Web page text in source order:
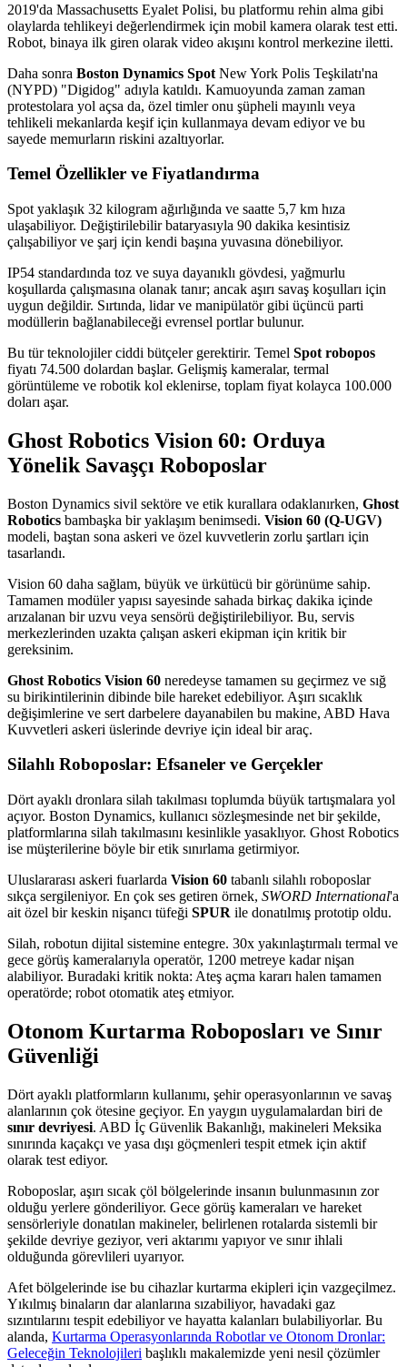
2019'da Massachusetts Eyalet Polisi, bu platformu rehin alma gibi
olaylarda tehlikeyi değerlendirmek için mobil kamera olarak test etti.
Robot, binaya ilk giren olarak video akışını kontrol merkezine iletti.
Daha sonra Boston Dynamics Spot New York Polis Teşkilatı'na
(NYPD) "Digidog" adıyla katıldı. Kamuoyunda zaman zaman
protestolara yol açsa da, özel timler onu şüpheli mayınlı veya
tehlikeli mekanlarda keşif için kullanmaya devam ediyor ve bu
sayede memurların riskini azaltıyorlar.
Temel Özellikler ve Fiyatlandırma
Spot yaklaşık 32 kilogram ağırlığında ve saatte 5,7 km hıza
ulaşabiliyor. Değiştirilebilir bataryasıyla 90 dakika kesintisiz
çalışabiliyor ve şarj için kendi başına yuvasına dönebiliyor.
IP54 standardında toz ve suya dayanıklı gövdesi, yağmurlu
koşullarda çalışmasına olanak tanır; ancak aşırı savaş koşulları için
uygun değildir. Sırtında, lidar ve manipülatör gibi üçüncü parti
modüllerin bağlanabileceği evrensel portlar bulunur.
Bu tür teknolojiler ciddi bütçeler gerektirir. Temel Spot robopos
fiyatı 74.500 dolardan başlar. Gelişmiş kameralar, termal
görüntüleme ve robotik kol eklenirse, toplam fiyat kolayca 100.000
doları aşar.
Ghost Robotics Vision 60: Orduya
Yönelik Savaşçı Roboposlar
Boston Dynamics sivil sektöre ve etik kurallara odaklanırken, Ghost
Robotics bambaşka bir yaklaşım benimsedi. Vision 60 (Q-UGV)
modeli, baştan sona askeri ve özel kuvvetlerin zorlu şartları için
tasarlandı.
Vision 60 daha sağlam, büyük ve ürkütücü bir görünüme sahip.
Tamamen modüler yapısı sayesinde sahada birkaç dakika içinde
arızalanan bir uzvu veya sensörü değiştirilebiliyor. Bu, servis
merkezlerinden uzakta çalışan askeri ekipman için kritik bir
gereksinim.
Ghost Robotics Vision 60 neredeyse tamamen su geçirmez ve sığ
su birikintilerinin dibinde bile hareket edebiliyor. Aşırı sıcaklık
değişimlerine ve sert darbelere dayanabilen bu makine, ABD Hava
Kuvvetleri askeri üslerinde devriye için ideal bir araç.
Silahlı Roboposlar: Efsaneler ve Gerçekler
Dört ayaklı dronlara silah takılması toplumda büyük tartışmalara yol
açıyor. Boston Dynamics, kullanıcı sözleşmesinde net bir şekilde,
platformlarına silah takılmasını kesinlikle yasaklıyor. Ghost Robotics
ise müşterilerine böyle bir etik sınırlama getirmiyor.
Uluslararası askeri fuarlarda Vision 60 tabanlı silahlı roboposlar
sıkça sergileniyor. En çok ses getiren örnek, SWORD International'a
ait özel bir keskin nişancı tüfeği SPUR ile donatılmış prototip oldu.
Silah, robotun dijital sistemine entegre. 30x yakınlaştırmalı termal ve
gece görüş kameralarıyla operatör, 1200 metreye kadar nişan
alabiliyor. Buradaki kritik nokta: Ateş açma kararı halen tamamen
operatörde; robot otomatik ateş etmiyor.
Otonom Kurtarma Roboposları ve Sınır
Güvenliği
Dört ayaklı platformların kullanımı, şehir operasyonlarının ve savaş
alanlarının çok ötesine geçiyor. En yaygın uygulamalardan biri de
sınır devriyesi. ABD İç Güvenlik Bakanlığı, makineleri Meksika
sınırında kaçakçı ve yasa dışı göçmenleri tespit etmek için aktif
olarak test ediyor.
Roboposlar, aşırı sıcak çöl bölgelerinde insanın bulunmasının zor
olduğu yerlere gönderiliyor. Gece görüş kameraları ve hareket
sensörleriyle donatılan makineler, belirlenen rotalarda sistemli bir
şekilde devriye geziyor, veri aktarımı yapıyor ve sınır ihlali
olduğunda görevlileri uyarıyor.
Afet bölgelerinde ise bu cihazlar kurtarma ekipleri için vazgeçilmez.
Yıkılmış binaların dar alanlarına sızabiliyor, havadaki gaz
sızıntılarını tespit edebiliyor ve hayatta kalanları bulabiliyorlar. Bu
alanda, Kurtarma Operasyonlarında Robotlar ve Otonom Dronlar:
Geleceğin Teknolojileri başlıklı makalemizde yeni nesil çözümler